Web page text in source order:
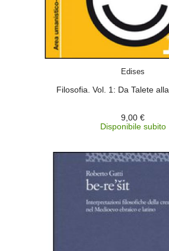
Edises
Filosofia. Vol. 1: Da Talete
9,00 €
Disponibile subito